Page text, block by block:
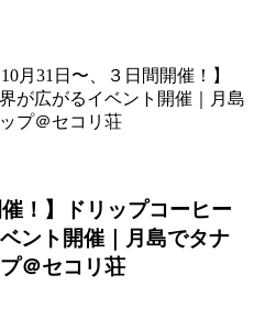
31日〜、３日間開催！】
が広がるイベント開催｜月島
プ＠セコリ荘
！】ドリップコーヒー
ント開催｜月島でタナ
＠セコリ荘